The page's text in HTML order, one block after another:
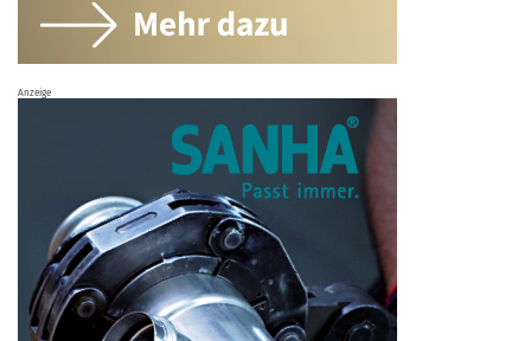
Anzeige